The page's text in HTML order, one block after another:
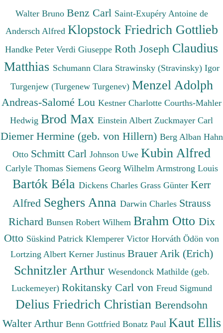
Walter Bruno Benz Carl Saint-Exupéry Antoine de
Andersch Alfred Klopstock Friedrich Gottlieb
Handke Peter Verdi Giuseppe Roth Joseph Claudius
Matthias Schumann Clara Strawinsky (Stravinsky) Igor
Turgenjew (Turgenew Turgenev) Menzel Adolph
Andreas-Salomé Lou Kestner Charlotte Courths-Mahler
Hedwig Brod Max Einstein Albert Zuckmayer Carl
Diemer Hermine (geb. von Hillern) Berg Alban Hahn
Otto Schmitt Carl Johnson Uwe Kubin Alfred
Carlyle Thomas Siemens Georg Wilhelm Armstrong Louis
Bartók Béla Dickens Charles Grass Günter Kerr
Alfred Seghers Anna Darwin Charles Strauss
Richard Bunsen Robert Wilhem Brahm Otto Dix
Otto Süskind Patrick Klemperer Victor Horváth Ödön von
Lortzing Albert Kerner Justinus Brauer Arik (Erich)
Schnitzler Arthur Wesendonck Mathilde (geb.
Luckemeyer) Rokitansky Carl von Freud Sigmund
Delius Friedrich Christian Berendsohn
Walter Arthur Benn Gottfried Bonatz Paul Kaut Ellis